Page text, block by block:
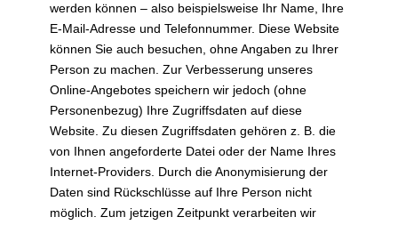
werden können – also beispielsweise Ihr Name, Ihre
E-Mail-Adresse und Telefonnummer. Diese Website
können Sie auch besuchen, ohne Angaben zu Ihrer
Person zu machen. Zur Verbesserung unseres
Online-Angebotes speichern wir jedoch (ohne
Personenbezug) Ihre Zugriffsdaten auf diese
Website. Zu diesen Zugriffsdaten gehören z. B. die
von Ihnen angeforderte Datei oder der Name Ihres
Internet-Providers. Durch die Anonymisierung der
Daten sind Rückschlüsse auf Ihre Person nicht
möglich. Zum jetzigen Zeitpunkt verarbeiten wir